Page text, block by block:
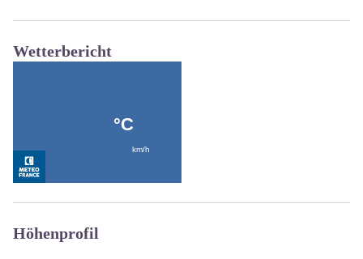
Wetterbericht
Höhenprofil